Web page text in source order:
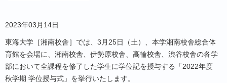
2023年03月14日
東海大学［湘南校舎］では、3 月 25日（土）、本学湘南校舎総合体
育館を会場に、湘南校舎、伊勢原校舎、高輪校舎、渋谷校舎の各学
部において全課程を修了した学生に学位記を授与する「2022年度
秋学期 学位授与式」を挙行いたします。